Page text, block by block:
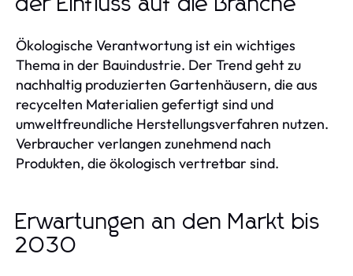
der Einfluss auf die Branche
Ökologische Verantwortung ist ein wichtiges
Thema in der Bauindustrie. Der Trend geht zu
nachhaltig produzierten Gartenhäusern, die aus
recycelten Materialien gefertigt sind und
umweltfreundliche Herstellungsverfahren nutzen.
Verbraucher verlangen zunehmend nach
Produkten, die ökologisch vertretbar sind.
Erwartungen an den Markt bis
2030